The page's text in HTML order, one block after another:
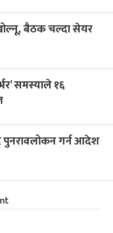
बैठक चल्दा सेयर
समस्याले १६
पुनरावलोकन गर्न आदेश